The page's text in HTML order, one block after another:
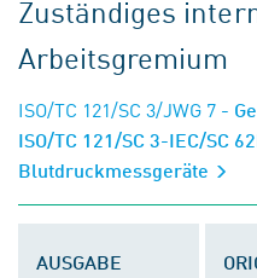
Zuständiges
Arbeitsgremium
ISO/TC 121/SC 3/JWG 7 -
ISO/TC 121/SC 3-IEC/SC
Blutdruckmessgeräte
AUSGABE